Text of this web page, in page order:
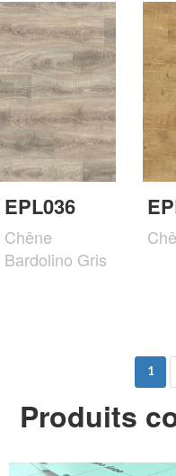
EPL036
Chêne
Bardolino Gris
1
Produits